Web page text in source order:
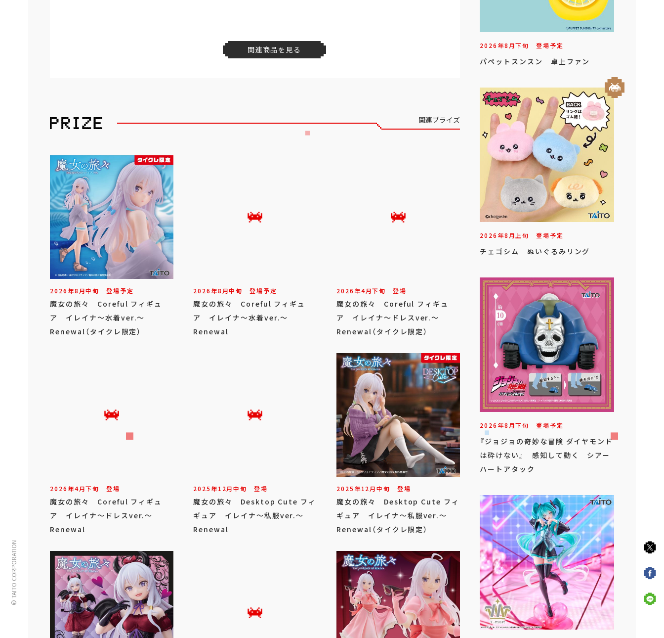
© TAITO CORPORATION
関連商品を見る
関連プライズ
2026年8月中旬 登場予定
魔女の旅々 Coreful フィギュ
ア イレイナ～水着ver.～
Renewal（タイクレ限定）
2026年8月中旬 登場予定
魔女の旅々 Coreful フィギュ
ア イレイナ～水着ver.～
Renewal
2026年4月下旬 登場
魔女の旅々 Coreful フィギュ
ア イレイナ～ドレスver.～
Renewal（タイクレ限定）
2026年4月下旬 登場
魔女の旅々 Coreful フィギュ
ア イレイナ～ドレスver.～
Renewal
2025年12月中旬 登場
魔女の旅々 Desktop Cute フィ
ギュア イレイナ～私服ver.～
Renewal
2025年12月中旬 登場
魔女の旅々 Desktop Cute フィ
ギュア イレイナ～私服ver.～
Renewal（タイクレ限定）
2026年8月下旬 登場予定
パペットスンスン 卓上ファン
2026年8月上旬 登場予定
チェゴシム ぬいぐるみリング
2026年8月下旬 登場予定
『ジョジョの奇妙な冒険 ダイヤモンド
は砕けない』 感知して動く シアー
ハートアタック